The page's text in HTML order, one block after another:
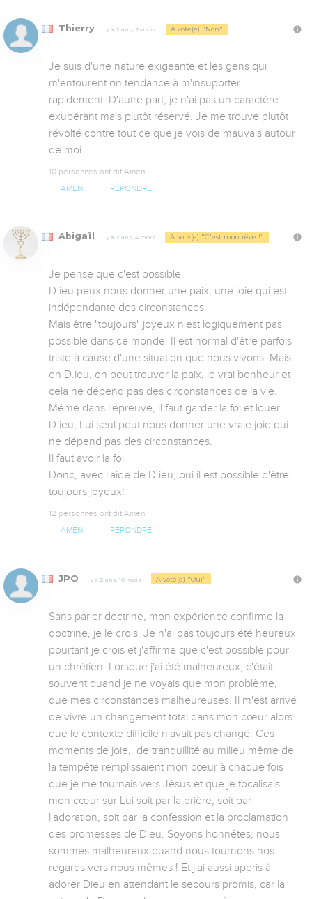
Thierry Il y a 2 ans, 2 mois A voté(e) "Non"
Je suis d'une nature exigeante et les gens qui
m'entourent on tendance à m'insuporter
rapidement. D'autre part, je n'ai pas un caractère
exubérant mais plutôt réservé. Je me trouve plutôt
révolté contre tout ce que je vois de mauvais autour
de moi
10 personnes ont dit Amen
AMEN RÉPONDRE
Abigaïl Il y a 2 ans, 4 mois A voté(e) "C'est mon rêve !"
Je pense que c'est possible.
D.ieu peux nous donner une paix, une joie qui est
indépendante des circonstances.
Mais être "toujours" joyeux n'est logiquement pas
possible dans ce monde. Il est normal d'être parfois
triste à cause d'une situation que nous vivons. Mais
en D.ieu, on peut trouver la paix, le vrai bonheur et
cela ne dépend pas des circonstances de la vie.
Même dans l'épreuve, il faut garder la foi et louer
D.ieu, Lui seul peut nous donner une vraie joie qui
ne dépend pas des circonstances.
Il faut avoir la foi.
Donc, avec l'aide de D.ieu, oui il est possible d'être
toujours joyeux!
12 personnes ont dit Amen
AMEN RÉPONDRE
JPO Il y a 2 ans, 10 mois A voté(e) "Oui"
Sans parler doctrine, mon expérience confirme la
doctrine, je le crois. Je n'ai pas toujours été heureux
pourtant je crois et j'affirme que c'est possible pour
un chrétien. Lorsque j'ai été malheureux, c'était
souvent quand je ne voyais que mon problème,
que mes circonstances malheureuses. Il m'est arrivé
de vivre un changement total dans mon cœur alors
que le contexte difficile n'avait pas changé. Ces
moments de joie,  de tranquillité au milieu même de
la tempête remplissaient mon cœur à chaque fois
que je me tournais vers Jésus et que je focalisais
mon cœur sur Lui soit par la prière, soit par
l'adoration, soit par la confession et la proclamation
des promesses de Dieu. Soyons honnêtes, nous
sommes malheureux quand nous tournons nos
regards vers nous mêmes ! Et j'ai aussi appris à
adorer Dieu en attendant le secours promis, car la